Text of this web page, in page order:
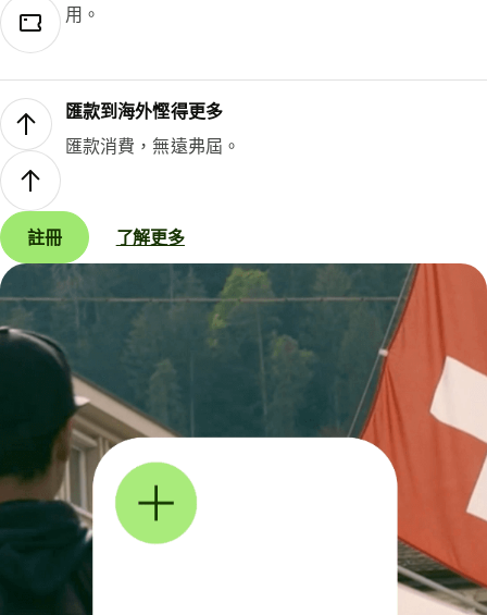
用。
匯款到海外慳得更多
匯款消費，無遠弗屆。
註冊 了解更多